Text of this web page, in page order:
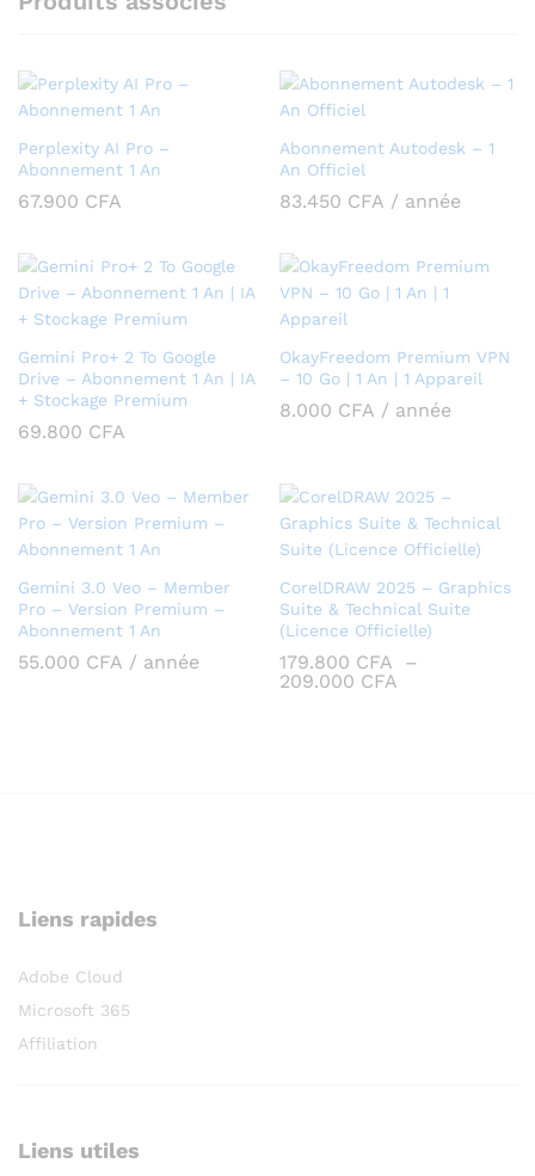
Perplexity AI Pro –
Abonnement 1 An
67.900 CFA
Abonnement Autodesk – 1
An Officiel
83.450 CFA / année
Gemini Pro+ 2 To Google
Drive – Abonnement 1 An | IA
+ Stockage Premium
69.800 CFA
OkayFreedom Premium VPN
– 10 Go | 1 An | 1 Appareil
8.000 CFA / année
Gemini 3.0 Veo – Member
Pro – Version Premium –
Abonnement 1 An
55.000 CFA / année
CorelDRAW 2025 – Graphics
Suite & Technical Suite
(Licence Officielle)
179.800 CFA
–
209.000 CFA
Liens rapides
Adobe Cloud
Microsoft 365
Affiliation
Liens utiles